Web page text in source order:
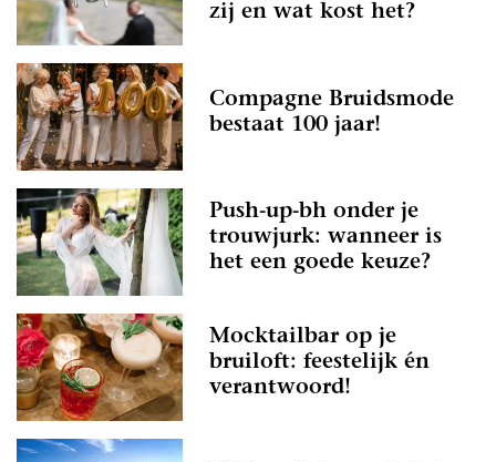
zij en wat kost het?
Compagne Bruidsmode
bestaat 100 jaar!
Push-up-bh onder je
trouwjurk: wanneer is
het een goede keuze?
Mocktailbar op je
bruiloft: feestelijk én
verantwoord!